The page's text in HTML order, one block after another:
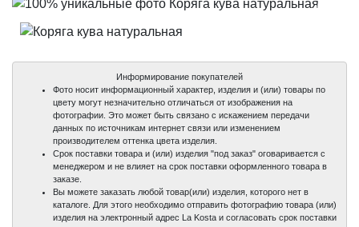
Информирование покупателей
Фото носит информационный характер, изделия и (или) товары по
цвету могут незначительно отличаться от изображения на
фотографии. Это может быть связано с искажением передачи
данных по источникам интернет связи или изменением
производителем оттенка цвета изделия.
Срок поставки товара и (или) изделия "под заказ" оговаривается с
менеджером и не влияет на срок поставки оформленного товара в
заказе.
Вы можете заказать любой товар(или) изделия, которого нет в
каталоге. Для этого необходимо отправить фотографию товара (или)
изделия на электронный адрес La Kosta и согласовать срок поставки